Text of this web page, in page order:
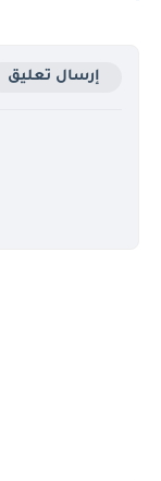
إرسال تعليق